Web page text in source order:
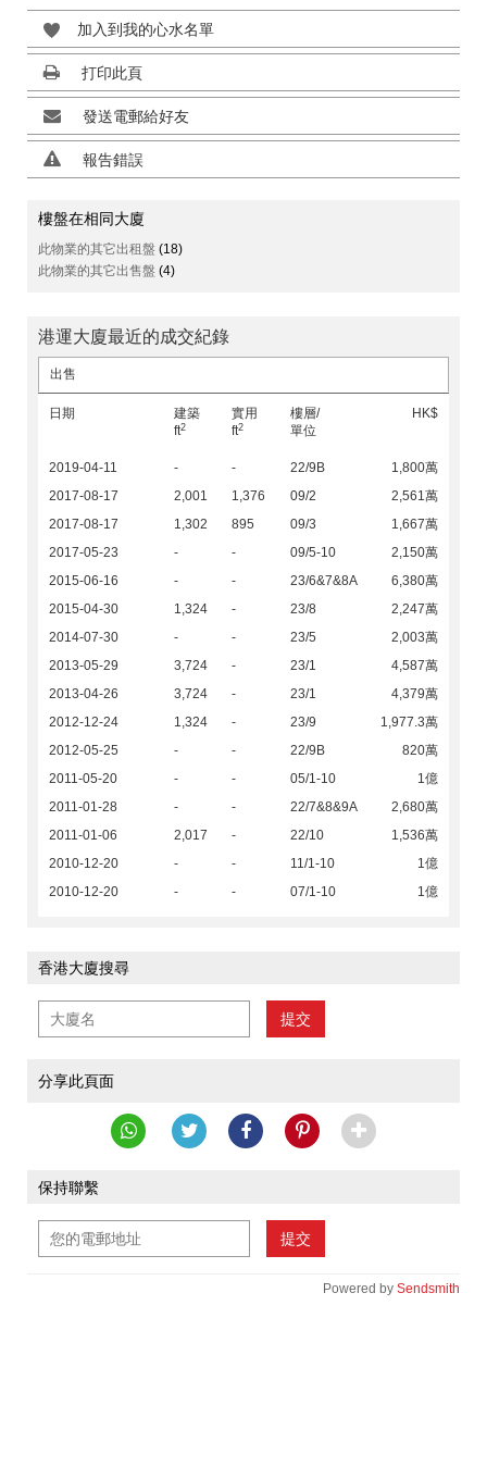
加入到我的心水名單
打印此頁
發送電郵給好友
報告錯誤
樓盤在相同大廈
此物業的其它出租盤 (18)
此物業的其它出售盤 (4)
港運大廈最近的成交紀錄
出售
日期
建築
ft2
實用
ft2
樓層/
單位
HK$
2019-04-11 - - 22/9B
1,800萬
2017-08-17
2,001 1,376 09/2
2,561萬
2017-08-17
1,302 895 09/3
1,667萬
2017-05-23
- - 09/5-10
2,150萬
2015-06-16
- - 23/6&7&8A
6,380萬
2015-04-30
1,324 - 23/8
2,247萬
2014-07-30
- - 23/5
2,003萬
2013-05-29
3,724 - 23/1
4,587萬
2013-04-26
3,724 - 23/1
4,379萬
2012-12-24
1,324 - 23/9
1,977.3萬
2012-05-25
- - 22/9B
820萬
2011-05-20
- - 05/1-10
1億
2011-01-28
- - 22/7&8&9A
2,680萬
2011-01-06
2,017 - 22/10
1,536萬
2010-12-20
- - 11/1-10
1億
2010-12-20
- - 07/1-10 1億
香港大廈搜尋
提交
分享此頁面
保持聯繫
提交
Powered by Sendsmith